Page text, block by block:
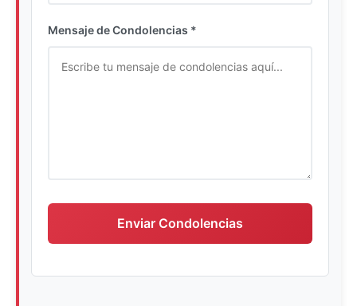
Mensaje de Condolencias *
Enviar Condolencias